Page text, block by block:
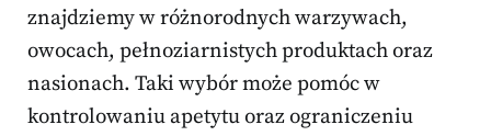
znajdziemy w różnorodnych warzywach,
owocach, pełnoziarnistych produktach oraz
nasionach. Taki wybór może pomóc w
kontrolowaniu apetytu oraz ograniczeniu